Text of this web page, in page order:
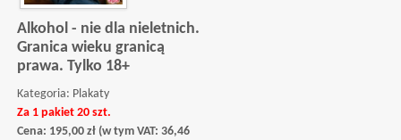
Alkohol - nie dla nieletnich.
Granica wieku granicą
prawa. Tylko 18+
Kategoria: Plakaty
Za 1 pakiet 20 szt.
Cena: 195,00 zł (w tym VAT: 36,46